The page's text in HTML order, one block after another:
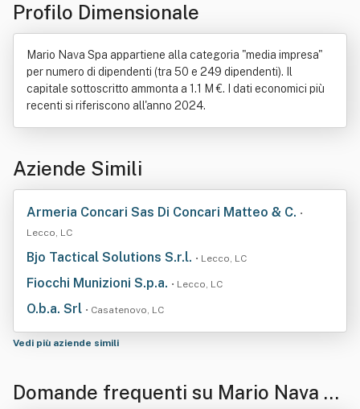
Profilo Dimensionale
Mario Nava Spa appartiene alla categoria "media impresa"
per numero di dipendenti (tra 50 e 249 dipendenti). Il
capitale sottoscritto ammonta a 1.1 M €. I dati economici più
recenti si riferiscono all'anno 2024.
Aziende Simili
Armeria Concari Sas Di Concari Matteo & C. •
Lecco, LC
Bjo Tactical Solutions S.r.l. • Lecco, LC
Fiocchi Munizioni S.p.a. • Lecco, LC
O.b.a. Srl • Casatenovo, LC
Vedi più aziende simili
Domande frequenti su Mario Nava S